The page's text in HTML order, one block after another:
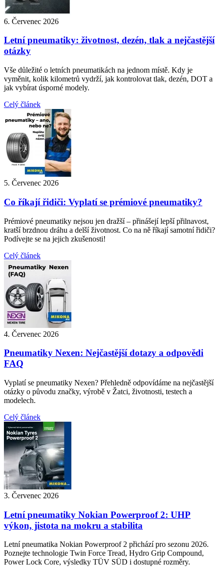
6. Červenec 2026
Letní pneumatiky: životnost, dezén, tlak a nejčastější
otázky
Vše důležité o letních pneumatikách na jednom místě. Kdy je
vyměnit, kolik kilometrů vydrží, jak kontrolovat tlak, dezén, DOT a
jak vybírat úsporné modely.
Celý článek
5. Červenec 2026
Co říkají řidiči: Vyplatí se prémiové pneumatiky?
Prémiové pneumatiky nejsou jen dražší – přinášejí lepší přilnavost,
kratší brzdnou dráhu a delší životnost. Co na ně říkají samotní řidiči?
Podívejte se na jejich zkušenosti!
Celý článek
4. Červenec 2026
Pneumatiky Nexen: Nejčastější dotazy a odpovědi
FAQ
Vyplatí se pneumatiky Nexen? Přehledně odpovídáme na nejčastější
otázky o původu značky, výrobě v Žatci, životnosti, testech a
modelech.
Celý článek
3. Červenec 2026
Letní pneumatiky Nokian Powerproof 2: UHP
výkon, jistota na mokru a stabilita
Letní pneumatika Nokian Powerproof 2 přichází pro sezonu 2026.
Poznejte technologie Twin Force Tread, Hydro Grip Compound,
Power Lock Core, výsledky TÜV SÜD i dostupné rozměry.